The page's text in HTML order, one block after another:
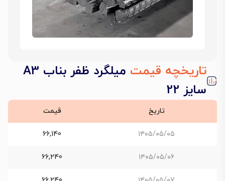
تاریخچه قیمت
میلگرد ظفر بناب A3
سایز 22
تاریخ قیمت
۱۴۰۵/۰۵/۰۵ 66,140
۱۴۰۵/۰۵/۰۶ 66,240